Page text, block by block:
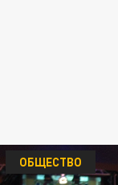
ОБЩЕСТВО